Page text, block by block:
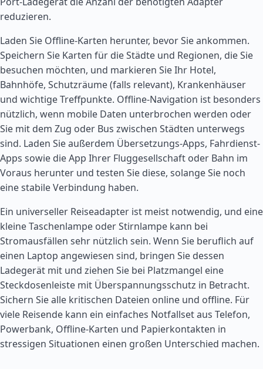
reduzieren.
Laden Sie Offline-Karten herunter, bevor Sie ankommen.
Speichern Sie Karten für die Städte und Regionen, die Sie
besuchen möchten, und markieren Sie Ihr Hotel,
Bahnhöfe, Schutzräume (falls relevant), Krankenhäuser
und wichtige Treffpunkte. Offline-Navigation ist besonders
nützlich, wenn mobile Daten unterbrochen werden oder
Sie mit dem Zug oder Bus zwischen Städten unterwegs
sind. Laden Sie außerdem Übersetzungs-Apps, Fahrdienst-
Apps sowie die App Ihrer Fluggesellschaft oder Bahn im
Voraus herunter und testen Sie diese, solange Sie noch
eine stabile Verbindung haben.
Ein universeller Reiseadapter ist meist notwendig, und eine
kleine Taschenlampe oder Stirnlampe kann bei
Stromausfällen sehr nützlich sein. Wenn Sie beruflich auf
einen Laptop angewiesen sind, bringen Sie dessen
Ladegerät mit und ziehen Sie bei Platzmangel eine
Steckdosenleiste mit Überspannungsschutz in Betracht.
Sichern Sie alle kritischen Dateien online und offline. Für
viele Reisende kann ein einfaches Notfallset aus Telefon,
Powerbank, Offline-Karten und Papierkontakten in
stressigen Situationen einen großen Unterschied machen.